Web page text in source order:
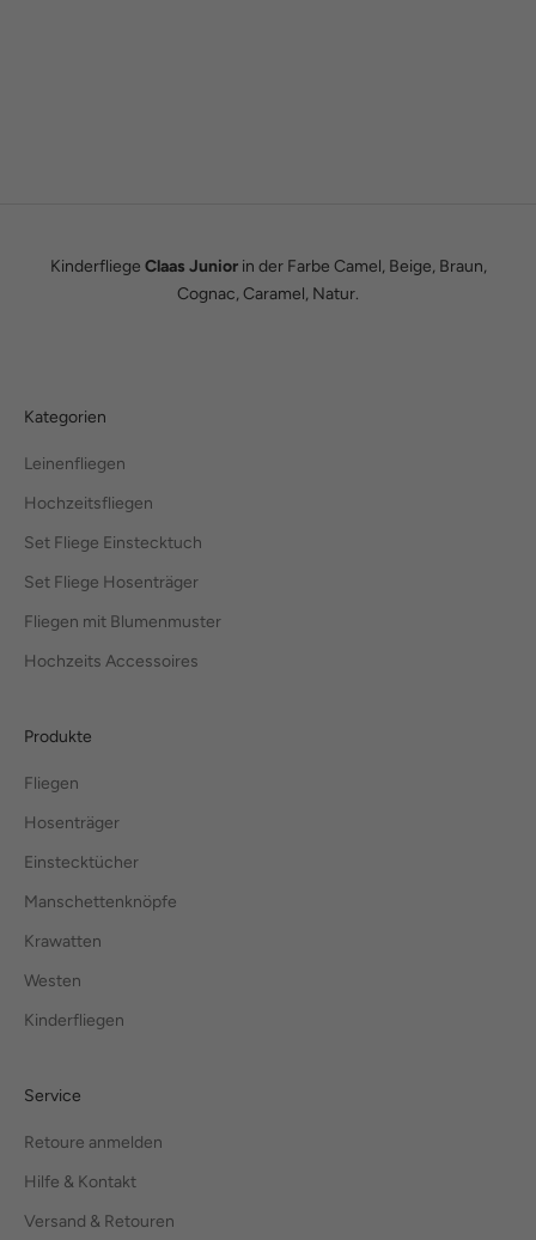
Kinderfliege Claas Juniorin der Farbe Camel, Beige, Braun,
Cognac, Caramel, Natur.
Kategorien
Leinenfliegen
Hochzeitsfliegen
Set Fliege Einstecktuch
Set Fliege Hosenträger
Fliegen mit Blumenmuster
Hochzeits Accessoires
Produkte
Fliegen
Hosenträger
Einstecktücher
Manschettenknöpfe
Krawatten
Westen
Kinderfliegen
Service
Retoure anmelden
Hilfe & Kontakt
Versand & Retouren